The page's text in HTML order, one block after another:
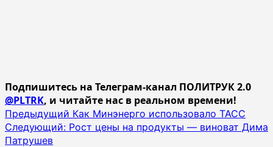
Подпишитесь на Телеграм-канал ПОЛИТРУК 2.0
@PLTRK, и читайте нас в реальном времени!
Навигация
записи
Предыдущий Как Минэнерго использовало ТАСС
Следующий: Рост цены на продукты — виноват Дима
Патрушев